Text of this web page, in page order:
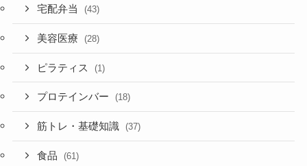
宅配弁当 (43)
美容医療 (28)
ピラティス (1)
プロテインバー (18)
筋トレ・基礎知識 (37)
食品 (61)